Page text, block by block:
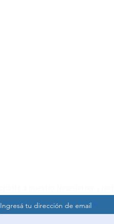
Ingresá tu dirección de email